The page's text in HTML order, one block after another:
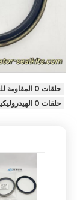
حلقات O المقاومة للغاز من FKM
حلقات O الهيدروليكية AP2668G